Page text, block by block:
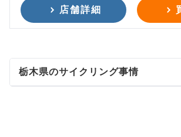
店舗詳細
栃木県のサイクリング事情